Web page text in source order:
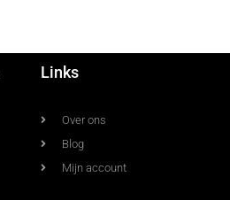
Links
Over ons
Blog
Mijn account